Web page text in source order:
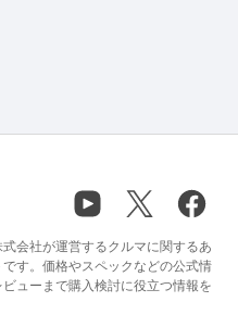
会社が運営するクルマに関するあ
す。価格やスペックなどの公式情
ューまで購入検討に役立つ情報を